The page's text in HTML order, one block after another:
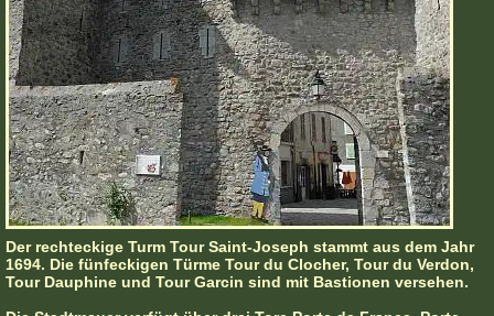
Der rechteckige Turm Tour Saint-Joseph stammt aus dem Jahr
1694. Die fünfeckigen Türme Tour du Clocher, Tour du Verdon,
Tour Dauphine und Tour Garcin sind mit Bastionen versehen.